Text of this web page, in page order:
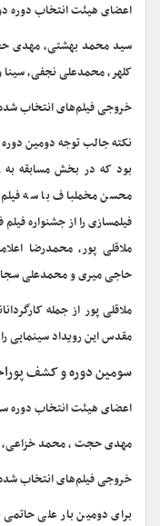
اعضای هیئت انتخاب دوره
سید محمد بهشتی، مهدی
کلهر، محمدعلی نجفی، سینا
خروجی فیلم‌های انتخاب
نکته جالب توجه دومین
بود که در بخش مسابقه به
محسن مخملباف با سه
فیلمسازی را از جشنواره
ملاقلی پور، محمدرضا
حاجی میری و محمدعلی
ملاقلی پور از جمله
مقدس این رویداد سینمایی
سومین دوره و کشف
اعضای هیئت انتخاب دوره
مهدی حجت ، محمد خزاعی،
خروجی فیلم‌های انتخاب
برای دومین بار علی حاتمی